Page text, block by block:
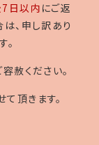
日以内にご返
、申し訳あり
赦ください。
頂きます。